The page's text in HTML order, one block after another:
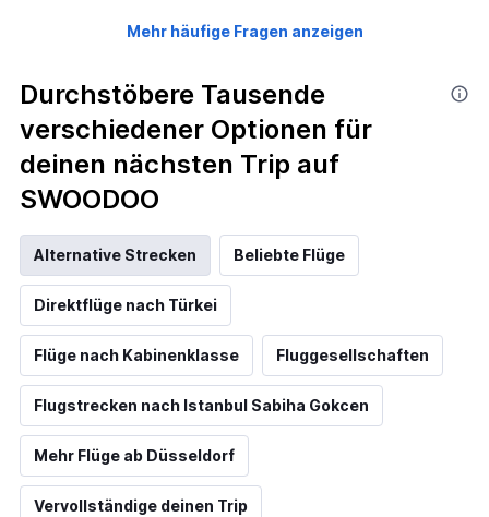
Mehr häufige Fragen anzeigen
Durchstöbere Tausende
verschiedener Optionen für
deinen nächsten Trip auf
SWOODOO
Alternative Strecken Beliebte Flüge
Direktflüge nach Türkei
Flüge nach Kabinenklasse Fluggesellschaften
Flugstrecken nach Istanbul Sabiha Gokcen
Mehr Flüge ab Düsseldorf
Vervollständige deinen Trip